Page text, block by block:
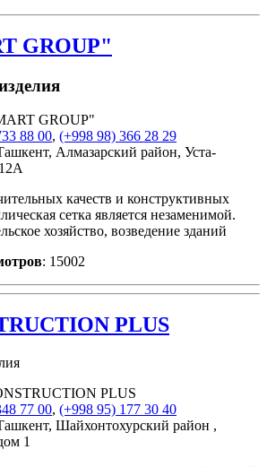
GROUP"
88 00, (+998 98) 366 28 29
Алмазарский район, Уста-
качеств и конструктивных
сетка является незаменимой.
хозяйство, возведение зданий
: 15002
PLUS
77 00, (+998 95) 177 30 40
Шайхонтохурский район ,
1